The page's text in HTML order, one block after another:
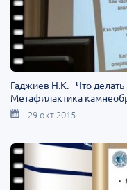
Гаджиев Н.К. - Что
Метафилактика
29 окт 2015